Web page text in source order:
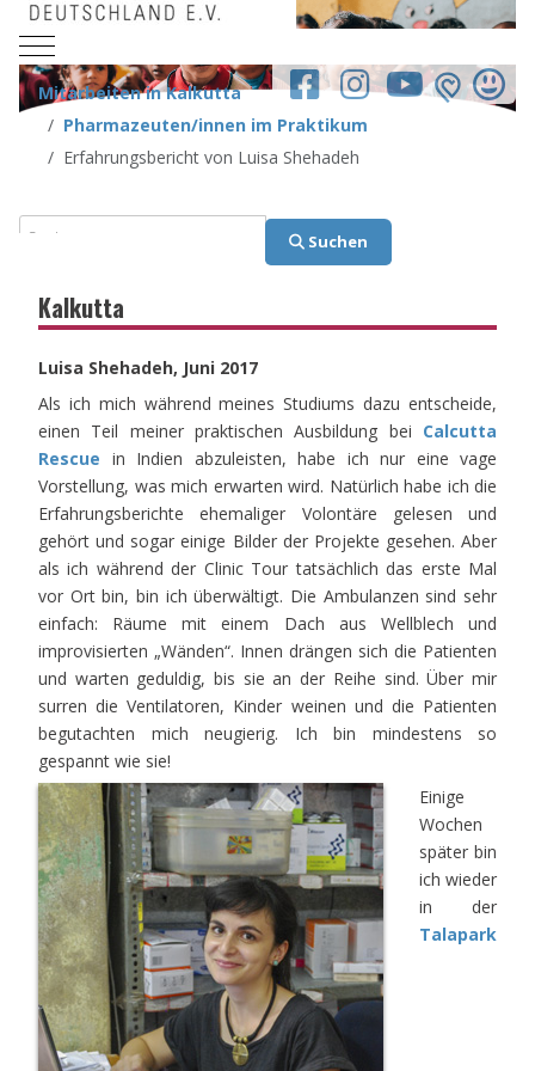
Mobile Menu Toggle
Mitarbeiten in Kalkutta
Pharmazeuten/innen im Praktikum
Erfahrungsbericht von Luisa Shehadeh
Suchen
Suchen
Kalkutta
Luisa Shehadeh, Juni 2017
Als ich mich während meines Studiums dazu entscheide,
einen Teil meiner praktischen Ausbildung bei Calcutta
Rescue in Indien abzuleisten, habe ich nur eine vage
Vorstellung, was mich erwarten wird. Natürlich habe ich die
Erfahrungsberichte ehemaliger Volontäre gelesen und
gehört und sogar einige Bilder der Projekte gesehen. Aber
als ich während der Clinic Tour tatsächlich das erste Mal
vor Ort bin, bin ich überwältigt. Die Ambulanzen sind sehr
einfach: Räume mit einem Dach aus Wellblech und
improvisierten „Wänden“. Innen drängen sich die Patienten
und warten geduldig, bis sie an der Reihe sind. Über mir
surren die Ventilatoren, Kinder weinen und die Patienten
begutachten mich neugierig. Ich bin mindestens so
gespannt wie sie!
Einige
Wochen
später bin
ich wieder
in der
Talapark